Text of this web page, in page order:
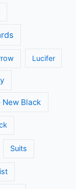
Lucifer
Black
Suits